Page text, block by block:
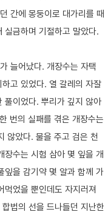
간에 몽둥이로 대가리를 때
실금하며 기절하고 말았다.
늘어났다. 개장수는 자택
고 있었다. 열 갈레의 자잘
풀이었다. 뿌리가 깊지 않아
번의 실패를 겪은 개장수는
않았다. 물을 주고 검은 천
장수는 시험 삼아 몇 잎을 개
잎을 감기약 몇 알과 함께 가
었을 뿐인데도 자지러져
법의 선을 드나들던 지난한